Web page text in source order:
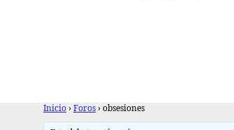
Inicio › Foros › obsesiones